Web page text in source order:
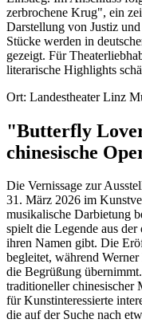
zerbrochene Krug", ein
Darstellung von Justiz
Stücke werden in
gezeigt. Für
literarische Highlights
Ort: Landestheater Linz
"Butterfly
chinesische
Die Vernissage zur
31. März 2026 im
musikalische Darbietung
spielt die Legende aus
ihren Namen gibt. Die
begleitet, während
die Begrüßung
traditioneller chinesischer
für Kunstinteressierte
die auf der Suche nach